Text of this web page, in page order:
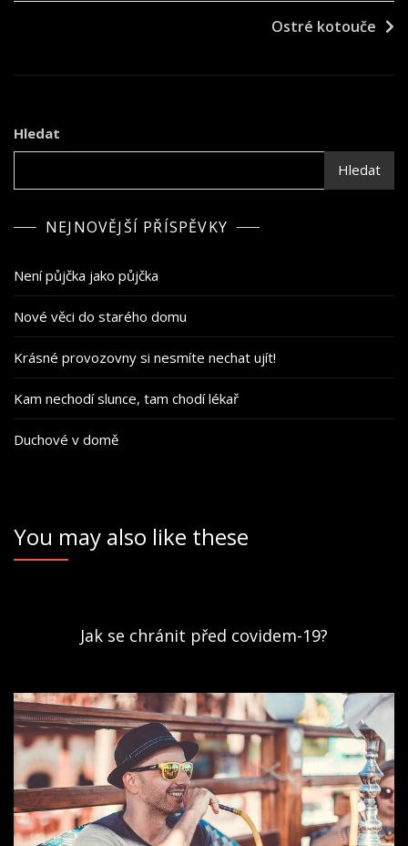
příspěvek
Ostré kotouče
Hledat
Hledat
NEJNOVĚJŠÍ PŘÍSPĚVKY
Není půjčka jako půjčka
Nové věci do starého domu
Krásné provozovny si nesmíte nechat ujít!
Kam nechodí slunce, tam chodí lékař
Duchové v domě
You may also like these
Jak se chránit před covidem-19?